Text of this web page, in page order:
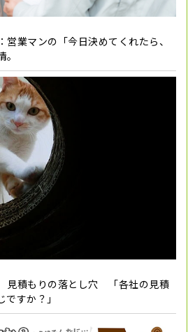
業マンの「今日決めてくれたら、
積もりの落とし穴 「各社の見積
すか？」